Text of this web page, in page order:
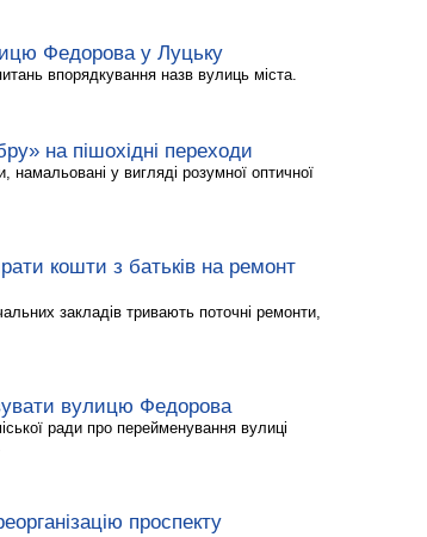
Федорова у Луцьку
впорядкування назв вулиць міста.
на пішохідні переходи
намальовані у вигляді розумної оптичної
кошти з батьків на ремонт
закладів тривають поточні ремонти,
вулицю Федорова
ради про перейменування вулиці
проспекту